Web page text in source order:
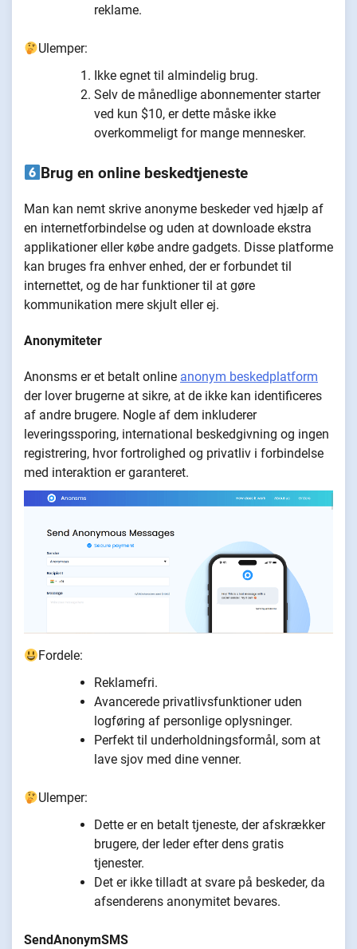
reklame.
Ulemper:
Ikke egnet til almindelig brug.
Selv de månedlige abonnementer starter
ved kun $10, er dette måske ikke
overkommeligt for mange mennesker.
Brug en online beskedtjeneste
Man kan nemt skrive anonyme beskeder ved hjælp af
en internetforbindelse og uden at downloade ekstra
applikationer eller købe andre gadgets. Disse platforme
kan bruges fra enhver enhed, der er forbundet til
internettet, og de har funktioner til at gøre
kommunikation mere skjult eller ej.
Anonymiteter
Anonsms er et betalt online anonym beskedplatform
der lover brugerne at sikre, at de ikke kan identificeres
af andre brugere. Nogle af dem inkluderer
leveringssporing, international beskedgivning og ingen
registrering, hvor fortrolighed og privatliv i forbindelse
med interaktion er garanteret.
Fordele:
Reklamefri.
Avancerede privatlivsfunktioner uden
logføring af personlige oplysninger.
Perfekt til underholdningsformål, som at
lave sjov med dine venner.
Ulemper:
Dette er en betalt tjeneste, der afskrækker
brugere, der leder efter dens gratis
tjenester.
Det er ikke tilladt at svare på beskeder, da
afsenderens anonymitet bevares.
SendAnonymSMS